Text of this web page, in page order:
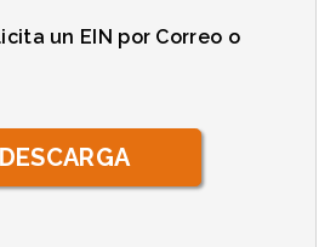
un EIN por Correo o
DESCARGA